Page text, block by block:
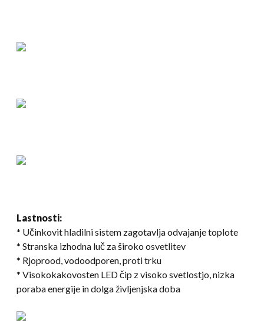
Lastnosti:
* Učinkovit hladilni sistem zagotavlja odvajanje toplote
* Stranska izhodna luč za široko osvetlitev
* Rjoprood, vodoodporen, proti trku
* Visokokakovosten LED čip z visoko svetlostjo, nizka
poraba energije in dolga življenjska doba